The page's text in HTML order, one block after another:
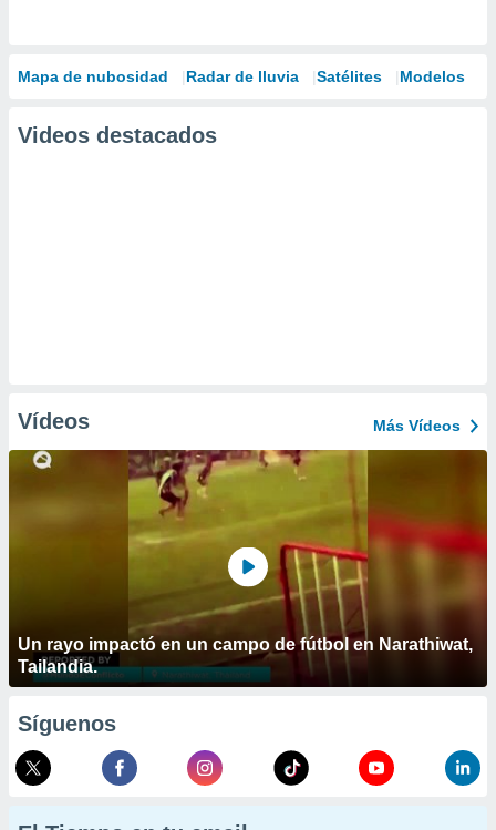
Mapa de nubosidad Radar de lluvia Satélites Modelos
Videos destacados
Vídeos Más Vídeos
Un rayo impactó en un campo de fútbol en Narathiwat,
Tailandia.
Síguenos